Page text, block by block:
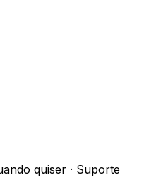
quiser · Suporte